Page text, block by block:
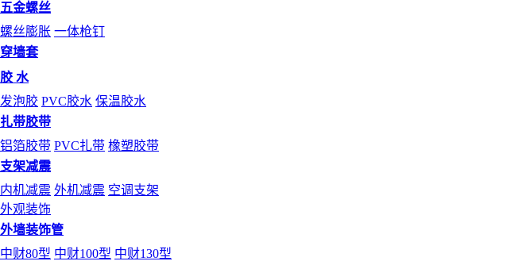
五金螺丝
螺丝膨胀 一体枪钉
穿墙套
胶 水
发泡胶 PVC胶水 保温胶水
扎带胶带
铝箔胶带 PVC扎带 橡塑胶带
支架减震
内机减震 外机减震 空调支架
外观装饰
外墙装饰管
中财80型 中财100型 中财130型